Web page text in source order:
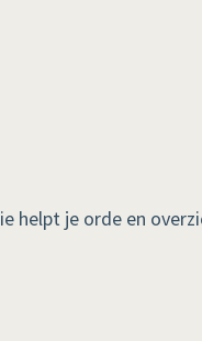
helpt je orde en